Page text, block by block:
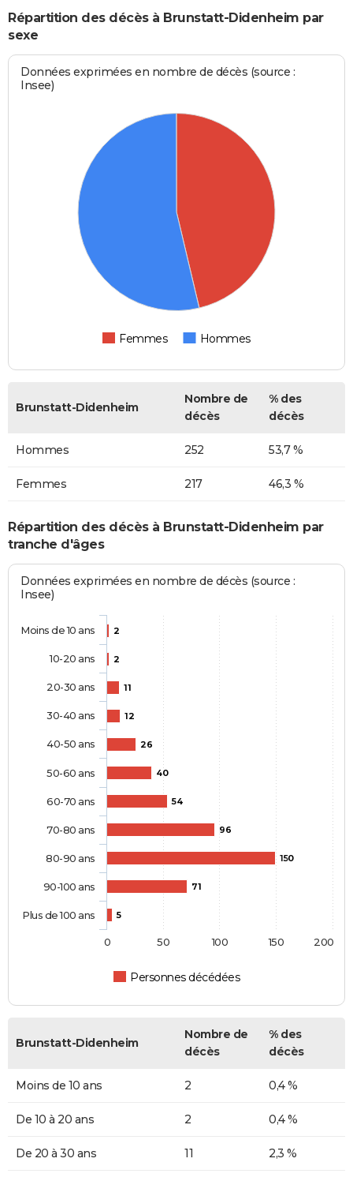
Répartition des décès à Brunstatt-Didenheim par
sexe
Données exprimées en nombre de décès (source :
Insee)
Femmes Hommes
Brunstatt-Didenheim
Nombre de
décès
% des
décès
Hommes 252 53,7 %
Femmes 217 46,3 %
Répartition des décès à Brunstatt-Didenheim par
tranche d'âges
Données exprimées en nombre de décès (source :
Insee)
2
2
11
12
26
40
54
96
150
71
5
Personnes décédées
Moins de 10 ans
10-20 ans
20-30 ans
30-40 ans
40-50 ans
50-60 ans
60-70 ans
70-80 ans
80-90 ans
90-100 ans
Plus de 100 ans
0 50 100 150 200
Brunstatt-Didenheim
Nombre de
décès
% des
décès
Moins de 10 ans 2 0,4 %
De 10 à 20 ans 2 0,4 %
De 20 à 30 ans 11 2,3 %